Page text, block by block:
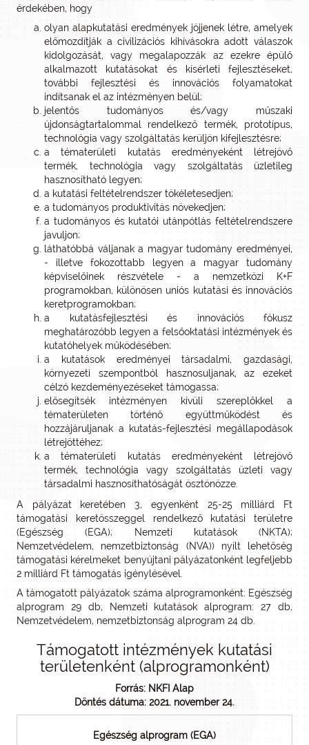
érdekében, hogy
olyan alapkutatási eredmények jöjjenek létre, amelyek
előmozdítják a civilizációs kihívásokra adott válaszok
kidolgozását, vagy megalapozzák az ezekre épülő
alkalmazott kutatásokat és kísérleti fejlesztéseket,
további fejlesztési és innovációs folyamatokat
indítsanak el az intézményen belül;
jelentős tudományos és/vagy műszaki
újdonságtartalommal rendelkező termék, prototípus,
technológia vagy szolgáltatás kerüljön kifejlesztésre;
a tématerületi kutatás eredményeként létrejövő
termék, technológia vagy szolgáltatás üzletileg
hasznosítható legyen;
a kutatási feltételrendszer tökéletesedjen;
a tudományos produktivitás növekedjen;
a tudományos és kutatói utánpótlás feltételrendszere
javuljon;
láthatóbbá váljanak a magyar tudomány eredményei,
- illetve fokozottabb legyen a magyar tudomány
képviselőinek részvétele - a nemzetközi K+F
programokban, különösen uniós kutatási és innovációs
keretprogramokban;
a kutatásfejlesztési és innovációs fókusz
meghatározóbb legyen a felsőoktatási intézmények és
kutatóhelyek működésében;
a kutatások eredményei társadalmi, gazdasági,
környezeti szempontból hasznosuljanak, az ezeket
célzó kezdeményezéseket támogassa;
elősegítsék intézményen kívüli szereplőkkel a
tématerületen történő együttműködést és
hozzájáruljanak a kutatás-fejlesztési megállapodások
létrejöttéhez;
a tématerületi kutatás eredményeként létrejövő
termék, technológia vagy szolgáltatás üzleti vagy
társadalmi hasznosíthatóságát ösztönözze.
A pályázat keretében 3, egyenként 25-25 milliárd Ft
támogatási keretösszeggel rendelkező kutatási területre
(Egészség (EGA); Nemzeti kutatások (NKTA);
Nemzetvédelem, nemzetbiztonság (NVA)) nyílt lehetőség
támogatási kérelmeket benyújtani pályázatonként legfeljebb
2 milliárd Ft támogatás igénylésével.
A támogatott pályázatok száma alprogramonként: Egészség
alprogram 29 db, Nemzeti kutatások alprogram: 27 db,
Nemzetvédelem, nemzetbiztonság alprogram 24 db.
Támogatott intézmények kutatási
területenként (alprogramonként)
Forrás: NKFI Alap
Döntés dátuma: 2021. november 24.
Egészség alprogram (EGA)